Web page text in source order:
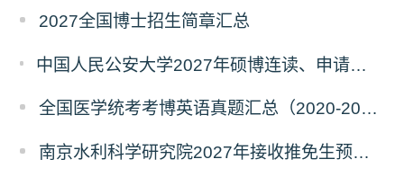
2027全国博士招生简章汇总
中国人民公安大学2027年硕博连读、申请考核、本科直博博士研究生招生报名事宜的通知
全国医学统考考博英语真题汇总（2020-2026年）
南京水利科学研究院2027年接收推免生预报名公告